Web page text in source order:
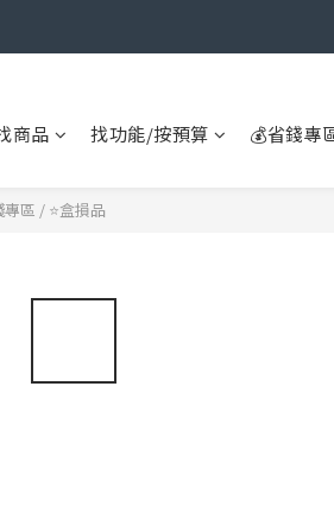
商品 找功能/按預算 💰省錢專
專區 / ⭐盒損品